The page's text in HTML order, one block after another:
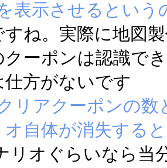
表示させるとい
すね。実際に地図
クーポンは認識で
仕方がないです
リアクーポンの
オ自体が消失する
リオぐらいなら当